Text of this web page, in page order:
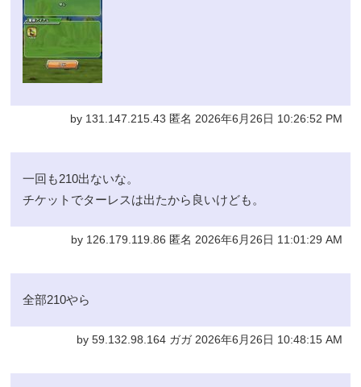
by 131.147.215.43 匿名 2026年6月26日 10:26:52 PM
一回も210出ないな。
チケットでターレスは出たから良いけども。
by 126.179.119.86 匿名 2026年6月26日 11:01:29 AM
全部210やら
by 59.132.98.164 ガガ 2026年6月26日 10:48:15 AM